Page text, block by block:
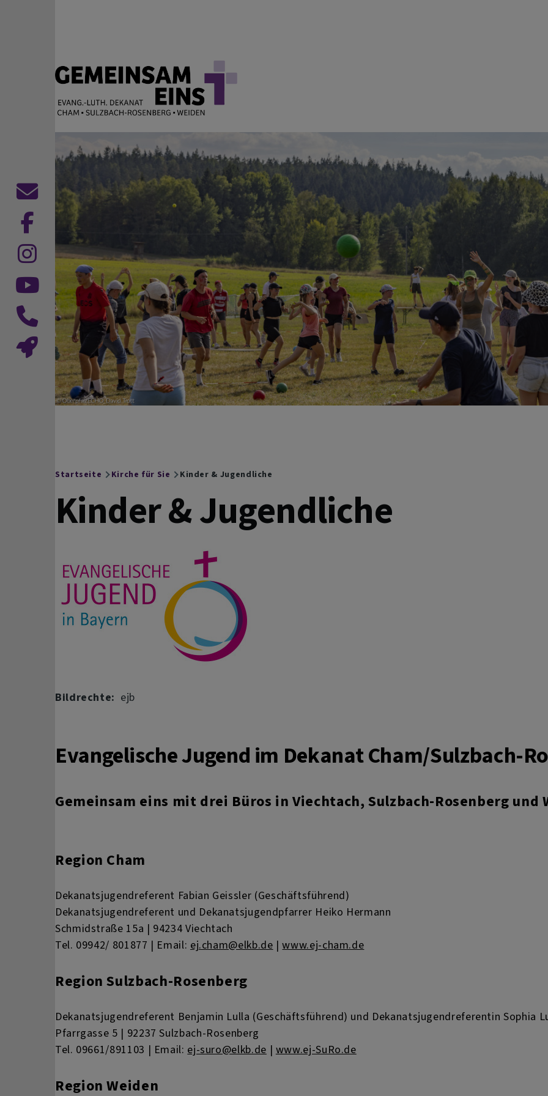
EVANG.-LUTH. DEKANAT GEMEINSAM EINS
Cham Sulzbach-Rosenberg Weiden
Breadcrumb
Startseite Kirche für Sie Kinder & Jugendliche
Kinder & Jugendliche
Bildrechte ejb
Evangelische Jugend im Dekanat Cham/Sulzbach-
Gemeinsam eins mit drei Büros in Viechtach, Sulzbach-Rosenberg und
Region Cham
Dekanatsjugendreferent Fabian Geissler (Geschäftsführend)
Dekanatsjugendreferent und Dekanatsjugendpfarrer Heiko Hermann
Schmidstraße 15a | 94234 Viechtach
Tel. 09942/ 801877 | Email: ej.cham@elkb.de |www.ej-cham.de
Region Sulzbach-Rosenberg
Dekanatsjugendreferent Benjamin Lulla (Geschäftsführend) und Dekanatsjugendreferentin Sophia
Pfarrgasse 5 | 92237 Sulzbach-Rosenberg
Tel. 09661/891103 | Email: ej-suro@elkb.de | www.ej-SuRo.de
Region Weiden
Kontaktformular